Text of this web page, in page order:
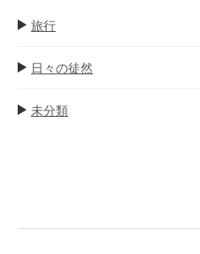
旅行
日々の徒然
未分類